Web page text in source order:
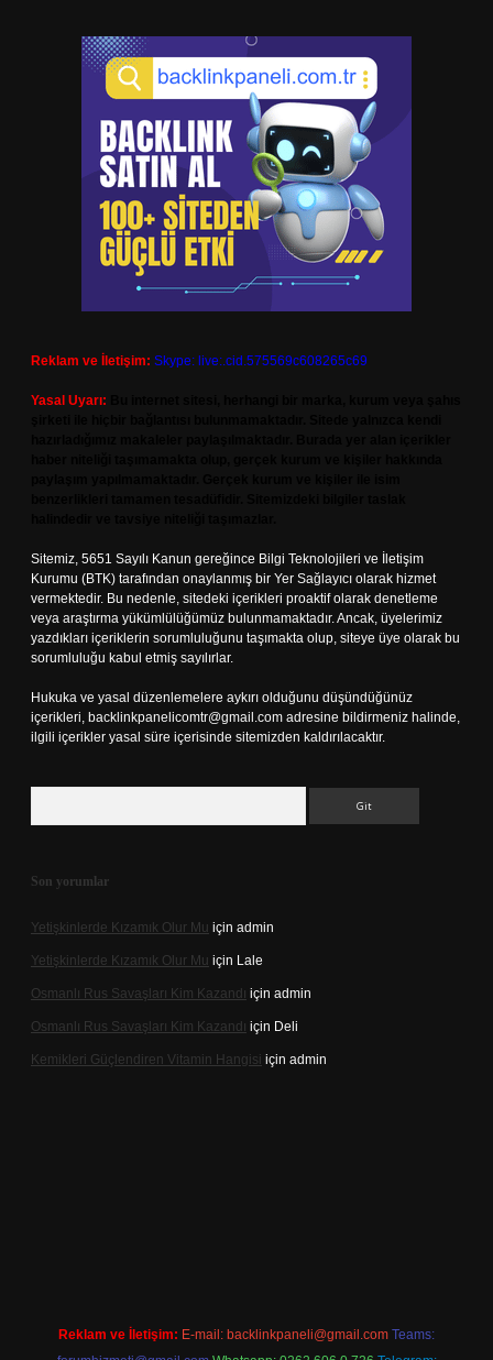
Reklam ve İletişim: Skype: live:.cid.575569c608265c69
Yasal Uyarı:
Sitemiz, 5651 Sayılı Kanun gereğince Bilgi Teknolojileri ve İletişim
Kurumu (BTK) tarafından onaylanmış bir Yer Sağlayıcı olarak hizmet
vermektedir. Bu nedenle, sitedeki içerikleri proaktif olarak denetleme
veya araştırma yükümlülüğümüz bulunmamaktadır. Ancak, üyelerimiz
yazdıkları içeriklerin sorumluluğunu taşımakta olup, siteye üye olarak bu
sorumluluğu kabul etmiş sayılırlar.
Hukuka ve yasal düzenlemelere aykırı olduğunu düşündüğünüz
içerikleri, backlinkpanelicomtr@gmail.com adresine bildirmeniz halinde,
ilgili içerikler yasal süre içerisinde sitemizden kaldırılacaktır.
Son yorumlar
Yetişkinlerde Kızamık Olur Mu için admin
Yetişkinlerde Kızamık Olur Mu için Lale
Osmanlı Rus Savaşları Kim Kazandı için admin
Osmanlı Rus Savaşları Kim Kazandı için Deli
Kemikleri Güçlendiren Vitamin Hangisi için admin
Reklam ve İletişim: E-mail: backlinkpaneli@gmail.com Teams: